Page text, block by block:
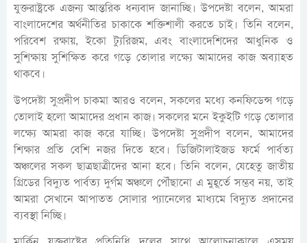
যুক্তরাষ্ট্রকে এজন্য আন্তরিক ধন্যবাদ জানাচ্ছি। উপদেষ্টা বলেন, আমরা
বাংলাদেশের অর্থনীতির চাকাকে শক্তিশালী করতে চাই। তিনি বলেন,
পরিবেশ রক্ষায়, ইকো ট্যুরিজম, এবং বাংলাদেশিদের আধুনিক ও
সুশিক্ষায় সুশিক্ষিত করে গড়ে তোলার লক্ষ্যে আমাদের কাজ অব্যাহত
থাকবে।
উপদেষ্টা সুপ্রদীপ চাকমা আরও বলেন, সকলের মধ্যে কনফিডেন্স গড়ে
তোলাই হলো আমাদের প্রধান কাজ। সকলের মনে ইকুইটি গড়ে তোলার
লক্ষ্যে আমরা কাজ করে যাচ্ছি। উপদেষ্টা সুপ্রদীপ বলেন, আমাদের
শিক্ষার প্রতি বেশি নজর দিতে হবে। ডিজিটালাইজড ফর্মে পার্বত্য
অঞ্চলের সকল ছাত্রছাত্রীদের আনা হবে। তিনি বলেন, যেহেতু জাতীয়
গ্রিডের বিদ্যুত পার্বত্য দুর্গম অঞ্চলে পৌঁছানো এ মুহূর্তে সম্ভব নয়, তাই
আমরা সেখানে আপাতত সোলার প্যানেলের মাধ্যমে বিদ্যুত প্রদানের
ব্যবস্থা নিচ্ছি।